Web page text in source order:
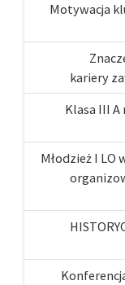
Motywacja
kariery
Klasa III
Młodzież I